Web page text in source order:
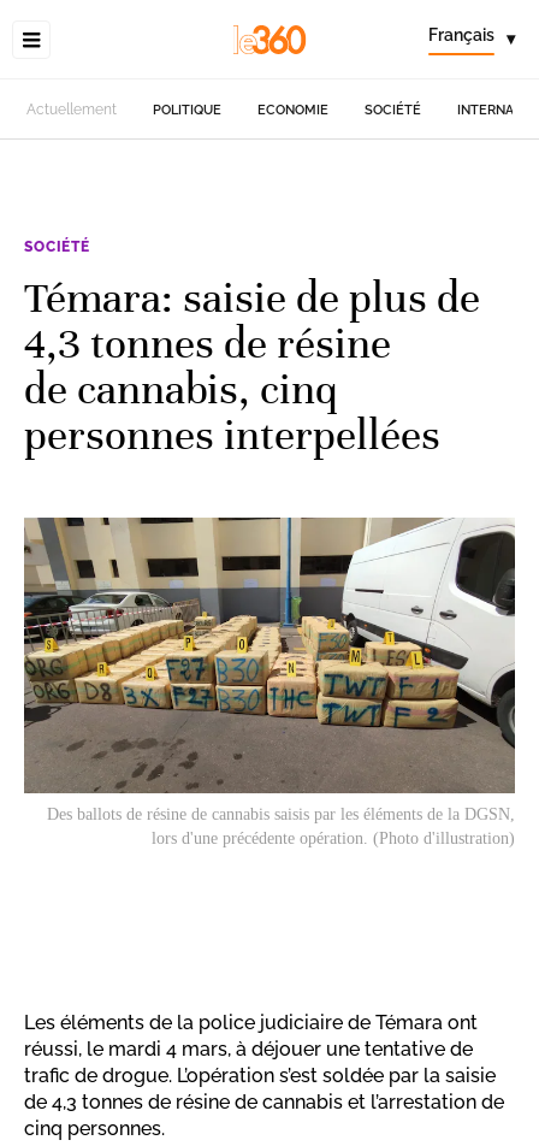
Français ▾
Actuellement POLITIQUE ECONOMIE SOCIÉTÉ
SOCIÉTÉ
Témara: saisie de plus de
4,3 tonnes de résine
de cannabis, cinq
personnes interpellées
Des ballots de résine de cannabis saisis par les éléments de la DGSN,
lors d'une précédente opération. (Photo d'illustration)
Les éléments de la police judiciaire de Témara ont
réussi, le mardi 4 mars, à déjouer une tentative de
trafic de drogue. L’opération s’est soldée par la saisie
de 4,3 tonnes de résine de cannabis et l’arrestation de
cinq personnes.